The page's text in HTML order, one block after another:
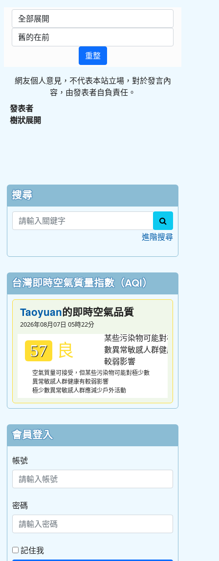
重整
網友個人意見，不代表本站立場，對於發言內
容，由發表者自負責任。
發表者
樹狀展開
搜尋
進階搜尋
台灣即時空氣質量指數（AQI）
Taoyuan的即時空氣品質
2026年08月07日 05時22分
57 良
空氣質量可接受，但某些污染物可能對極少數
異常敏感人群健康有較弱影響
極少數異常敏感人群應減少戶外活動
會員登入
帳號
密碼
記住我